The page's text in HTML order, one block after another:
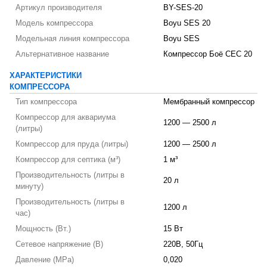
Артикул производителя
BY-SES-20
Модель компрессора
Boyu SES 20
Модельная линия компрессора
Boyu SES
Альтернативное название
Компрессор Боё СЕС 20
ХАРАКТЕРИСТИКИ
КОМПРЕССОРА
Тип компрессора
Мембранный компрессор
Компрессор для аквариума
(литры)
1200 — 2500 л
Компрессор для пруда (литры)
1200 — 2500 л
Компрессор для септика (м³)
1 м³
Производительность (литры в
минуту)
20 л
Производительность (литры в
час)
1200 л
Мощность (Вт.)
15 Вт
Сетевое напряжение (В)
220В, 50Гц
Давление (MPa)
0,020